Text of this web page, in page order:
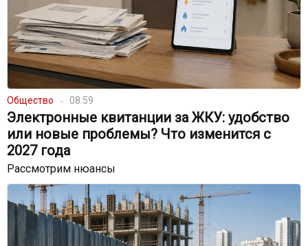
Общество 08:59
Электронные квитанции за ЖКУ: удобство
или новые проблемы? Что изменится с
2027 года
Рассмотрим нюансы